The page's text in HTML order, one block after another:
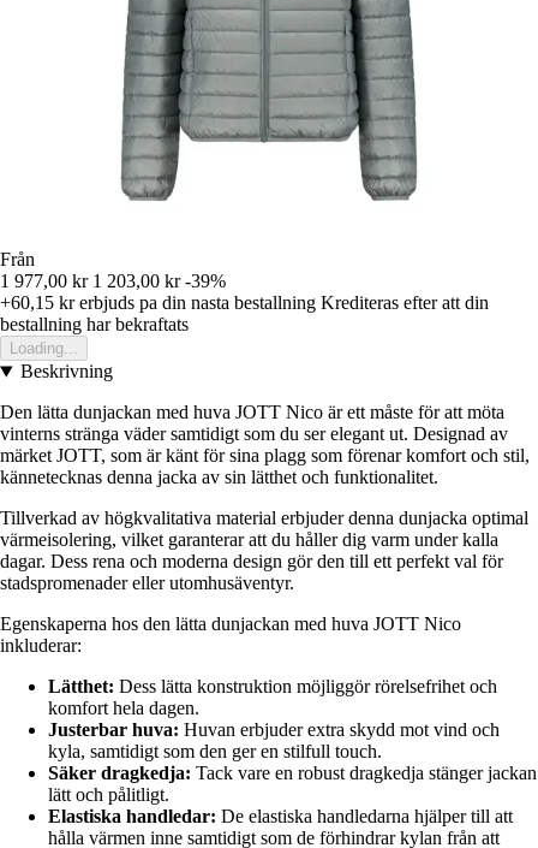
Från
1 977,00 kr 1 203,00 kr -39%
+60,15 krerbjuds pa din nasta bestallning Krediteras efter att din
bestallning har bekraftats
Loading...
Beskrivning
Den lätta dunjackan med huva JOTT Nico är ett måste för att möta
vinterns stränga väder samtidigt som du ser elegant ut. Designad av
märket JOTT, som är känt för sina plagg som förenar komfort och stil,
kännetecknas denna jacka av sin lätthet och funktionalitet.
Tillverkad av högkvalitativa material erbjuder denna dunjacka optimal
värmeisolering, vilket garanterar att du håller dig varm under kalla
dagar. Dess rena och moderna design gör den till ett perfekt val för
stadspromenader eller utomhusäventyr.
Egenskaperna hos den lätta dunjackan med huva JOTT Nico
inkluderar:
Lätthet: Dess lätta konstruktion möjliggör rörelsefrihet och
komfort hela dagen.
Justerbar huva: Huvan erbjuder extra skydd mot vind och
kyla, samtidigt som den ger en stilfull touch.
Säker dragkedja: Tack vare en robust dragkedja stänger jackan
lätt och pålitligt.
Elastiska handledar: De elastiska handledarna hjälper till att
hålla värmen inne samtidigt som de förhindrar kylan från att